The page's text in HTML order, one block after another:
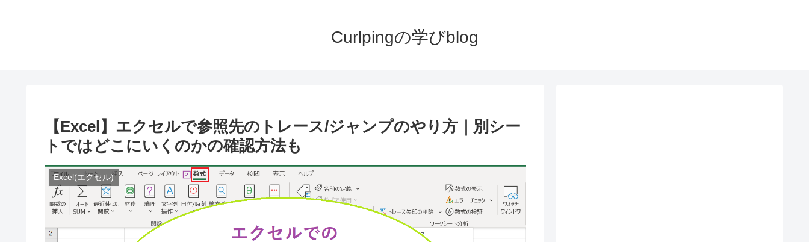
Curlpingの学びblog
【Excel】エクセルで参照先のトレース/ジャンプのやり方｜別シー
トではどこにいくのかの確認方法も
Excel(エクセル)